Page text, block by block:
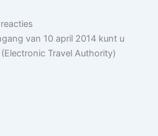
van 10 april 2014 kunt u
Travel Authority)